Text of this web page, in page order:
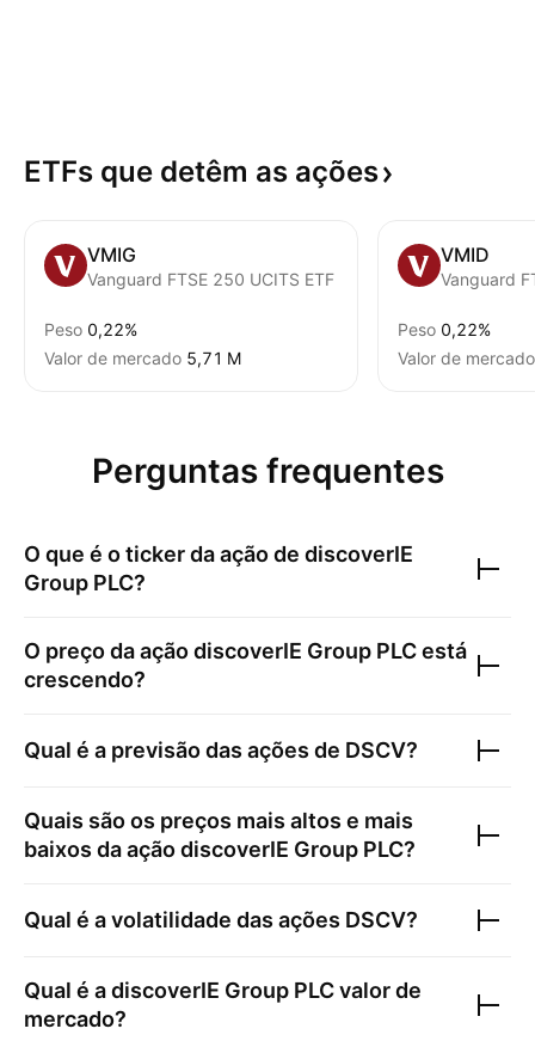
ETFs que detêm as ações
VMIG
Vanguard FTSE 250 UCITS ETF
Peso 0,22%
Valor de mercado ‪5,71 M‬
VMID
Vanguard
Peso 0,22%
Valor de mercado
Perguntas frequentes
O que é o ticker da ação de discoverIE
Group PLC?
O preço da açãodiscoverIE Group PLCestá
crescendo?
Qual é a previsão das ações de DSCV?
Quais são os preços mais altos e mais
baixos da açãodiscoverIE Group PLC?
Qual é a volatilidade das ações DSCV?
Qual é adiscoverIE Group PLCvalor de
mercado?